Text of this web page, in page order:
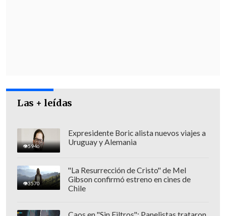
Las + leídas
5946
Expresidente Boric alista nuevos viajes a
Uruguay y Alemania
3570
"La Resurrección de Cristo" de Mel
Gibson confirmó estreno en cines de
Chile